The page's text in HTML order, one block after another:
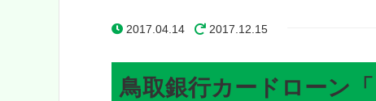
2017.04.14 2017.12.15
鳥取銀行カードローン